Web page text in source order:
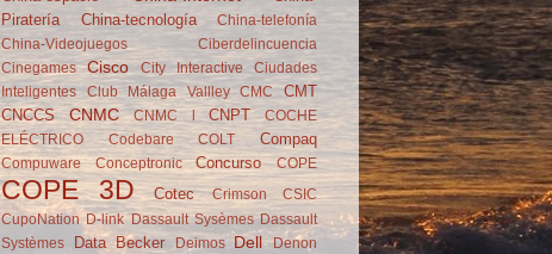
Piratería
China-tecnología
China-telefonía
China-Videojuegos
Ciberdelincuencia
Cinegames
Cisco City Interactive
Ciudades
Inteligentes
Club Málaga Vallley CMC
CMT
CNCCS
CNMC CNMC l CNPT
COCHE
ELÉCTRICO
Codebare COLT Compaq
Compuware Conceptronic Concurso COPE
COPE 3D Cotec Crimson
CSIC
CupoNation D-link Dassault Sysèmes Dassault
Systèmes
Data Becker Deimos Dell
Denon